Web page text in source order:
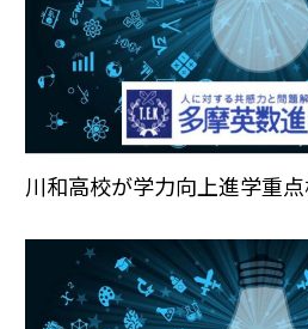
川和高校が学力向上進学重